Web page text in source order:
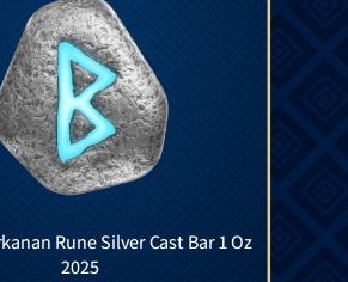
Rune Silver Cast Bar 1 Oz
2025